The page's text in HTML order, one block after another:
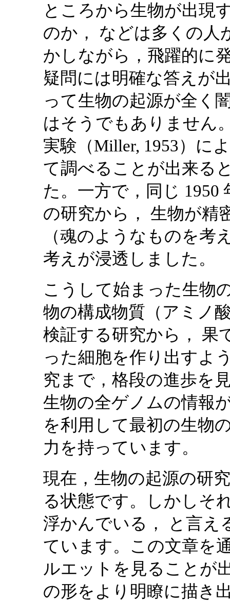
ところから生物が出現
のか， などは多くの人
かしながら，飛躍的に
疑問には明確な答えが
って生物の起源が全く
はそうでもありません
実験（Miller, 1953）に
て調べることが出来る
た。一方で，同じ 1950
の研究から， 生物が精
（魂のようなものを考
考えが浸透しました。
こうして始まった生物
物の構成物質（アミノ
検証する研究から， 果
った細胞を作り出すよ
究まで，格段の進歩を
生物の全ゲノムの情報
を利用して最初の生物
力を持っています。
現在，生物の起源の研
る状態です。しかしそ
浮かんでいる， と言え
ています。この文章を
ルエットを見ることが
の形をより明瞭に描き